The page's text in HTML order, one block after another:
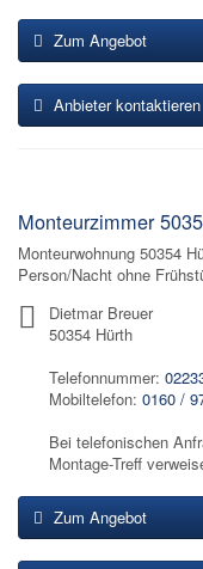
Zum Angebot
Anbieter kontaktieren
Monteurzimmer
Monteurwohnung 50354
Person/Nacht ohne
Dietmar Breuer
50354 Hürth
Telefonnummer:
Mobiltelefon: 0160 /
Bei telefonischen
Montage-Treff
Zum Angebot